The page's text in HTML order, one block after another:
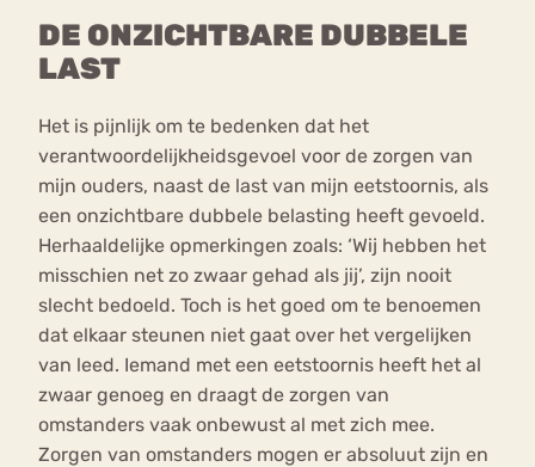
DE ONZICHTBARE DUBBELE
LAST
Het is pijnlijk om te bedenken dat het
verantwoordelijkheidsgevoel voor de zorgen van
mijn ouders, naast de last van mijn eetstoornis, als
een onzichtbare dubbele belasting heeft gevoeld.
Herhaaldelijke opmerkingen zoals: ‘Wij hebben het
misschien net zo zwaar gehad als jij’, zijn nooit
slecht bedoeld. Toch is het goed om te benoemen
dat elkaar steunen niet gaat over het vergelijken
van leed. Iemand met een eetstoornis heeft het al
zwaar genoeg en draagt de zorgen van
omstanders vaak onbewust al met zich mee.
Zorgen van omstanders mogen er absoluut zijn en